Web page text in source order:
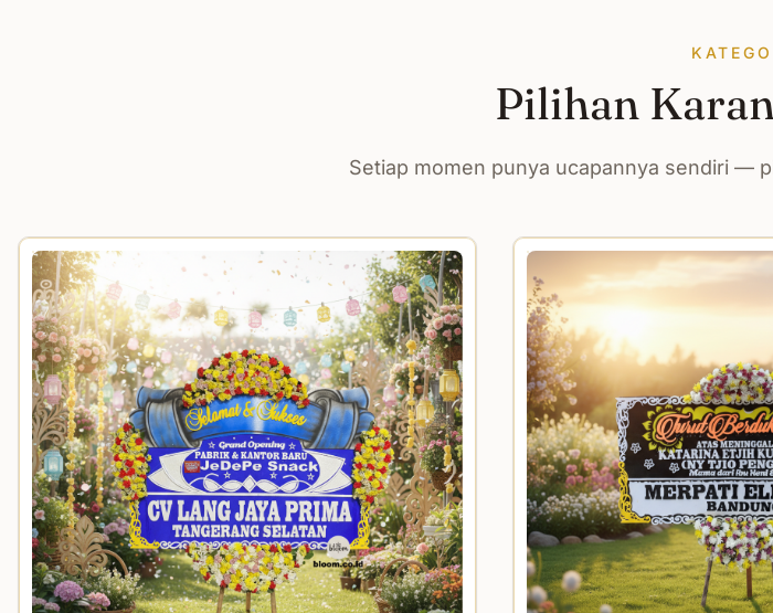
Pilihan
Setiap momen punya ucapannya sendiri —